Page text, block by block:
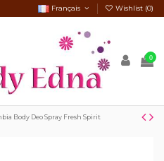
Français Wishlist (0)
0
Body Deo Spray Fresh Spirit